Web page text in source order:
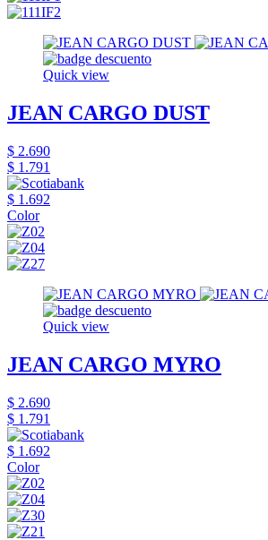
Quick view
JEAN CARGO DUST
$ 2.690
$ 1.791
$ 1.692
Color
Quick view
JEAN CARGO MYRO
$ 2.690
$ 1.791
$ 1.692
Color